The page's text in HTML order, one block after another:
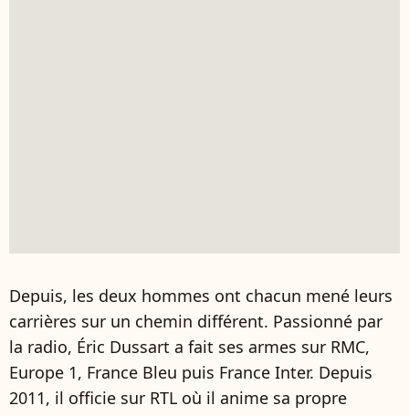
Depuis, les deux hommes ont chacun mené leurs
carrières sur un chemin différent. Passionné par
la radio, Éric Dussart a fait ses armes sur RMC,
Europe 1, France Bleu puis France Inter. Depuis
2011, il officie sur RTL où il anime sa propre